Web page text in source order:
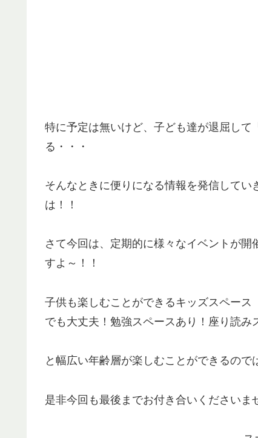
特に予定は無いけど、子ども達が退屈し
る・・・
そんなときに便りになる情報を発信して
は！！
さて今回は、定期的に様々なイベントが
すよ～！！
子供も楽しむことができるキッズスペー
でも大丈夫！勉強スペースあり！座り読み
と幅広い年齢層が楽しむことができるので
是非今回も最後までお付き合いくださいま